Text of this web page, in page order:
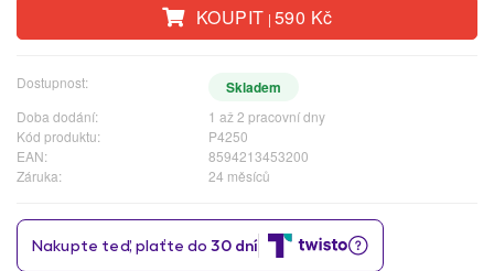
KOUPIT | 590 Kč
Dostupnost: Skladem
Doba dodání:
1 až 2 pracovní dny
Kód produktu:
P4250
EAN:
8594213453200
Záruka:
24 měsíců